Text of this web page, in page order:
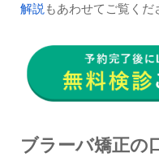
解説 もあわせてご覧くだ
ブラーバ矯正の